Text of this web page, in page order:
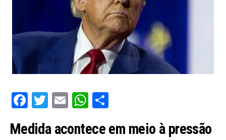
Facebook
Twitter
EmailWhatsApp
Share
Medida acontece em meio à pressão